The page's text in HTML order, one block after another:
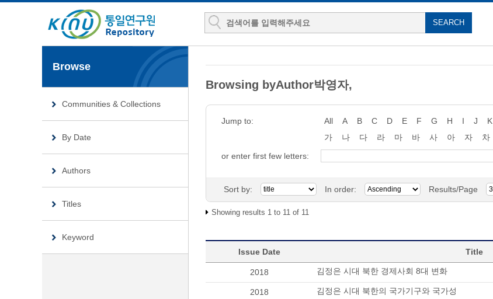
Browse
Communities & Collections
By Date
Authors
Titles
Keyword
Browsing byAuthor박영자,
Jump to: All A B C D E F G H I J K
가
나 다 라 마 바 사 아 자 차
or enter first few letters:
Sort by: In order: Results/Page
Showing results 1 to 11 of 11
Issue Date Title
2018 김정은 시대 북한 경제사회 8대 변화
2018 김정은 시대 북한의 국가기구와 국가성